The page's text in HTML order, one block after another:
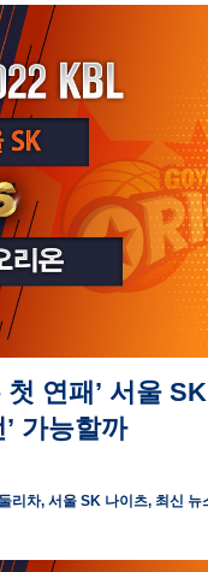
연패’ 서울
가능할까
리차,서울 SK 나이츠, 최신 뉴